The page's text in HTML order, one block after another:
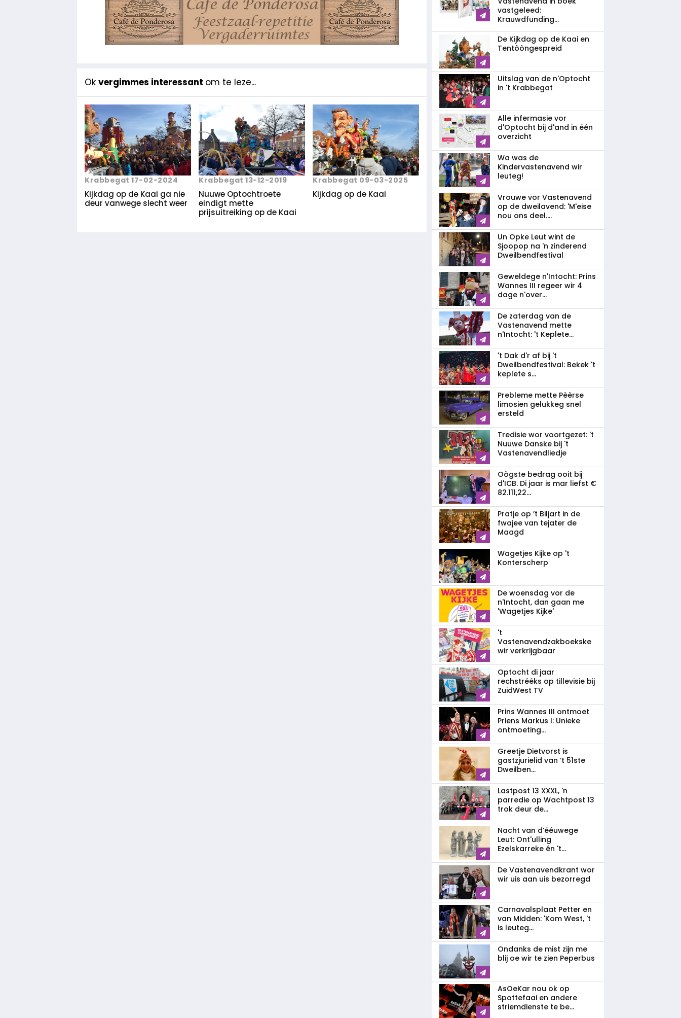
Ok vergimmes interessant om te leze...
Krabbegat 17-02-2024
Kijkdag op de Kaai ga nie
deur vanwege slecht weer
Krabbegat 13-12-2019
Nuuwe Optochtroete
eindigt mette
prijsuitreiking op de Kaai
Krabbegat 09-03-2025
Kijkdag op de Kaai
vastgeleed:
Krauwdfunding...
De Kijkdag op de Kaai en
Tentòòngespreid
Uitslag van de n'Optocht
in 't Krabbegat
Alle infermasie vor
d'Optocht bij d'and in één
overzicht
Wa was de
Kindervastenavend wir
leuteg!
Vrouwe vor Vastenavend
op de dweilavend: 'M'eise
nou ons deel....
Un Opke Leut wint de
Sjoopop na 'n zinderend
Dweilbendfestival
Geweldege n'Intocht: Prins
Wannes III regeer wir 4
dage n'over...
De zaterdag van de
Vastenavend mette
n'Intocht: 't Keplete...
't Dak d'r af bij 't
Dweilbendfestival: Bekek 't
keplete s...
Prebleme mette Pèèrse
limosien gelukkeg snel
ersteld
Tredisie wor voortgezet: 't
Nuuwe Danske bij 't
Vastenavendliedje
Oògste bedrag ooit bij
d'ICB. Di jaar is mar liefst €
82.111,22...
Pratje op ’t Biljart in de
fwajee van tejater de
Maagd
Wagetjes Kijke op 't
Konterscherp
De woensdag vor de
n'Intocht, dan gaan me
'Wagetjes Kijke'
't
Vastenavendzakboekske
wir verkrijgbaar
Optocht di jaar
rechstrééks op tillevisie bij
ZuidWest TV
Prins Wannes III ontmoet
Priens Markus I: Unieke
ontmoeting...
Greetje Dietvorst is
gastzjurielid van ‘t 51ste
Dweilben...
Lastpost 13 XXXL, 'n
parredie op Wachtpost 13
trok deur de...
Nacht van d’ééuwege
Leut: Ont'ulling
Ezelskarreke én 't...
De Vastenavendkrant wor
wir uis aan uis bezorregd
Carnavalsplaat Petter en
van Midden: 'Kom West, 't
is leuteg...
Ondanks de mist zijn me
blij oe wir te zien Peperbus
AsOeKar nou ok op
Spottefaai en andere
striemdienste te be...